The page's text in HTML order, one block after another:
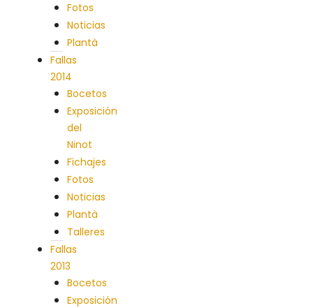
Fotos
Noticias
Plantà
Fallas
2014
Bocetos
Exposición
del
Ninot
Fichajes
Fotos
Noticias
Plantà
Talleres
Fallas
2013
Bocetos
Exposición